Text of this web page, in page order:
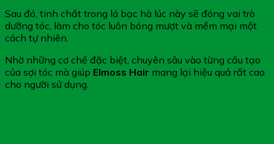
Sau đó, tinh chất trong lá bạc hà lúc này sẽ đóng vai trò
dưỡng tóc, làm cho tóc luôn bóng mượt và mềm mại một
cách tự nhiên.
Nhờ những cơ chế đặc biệt, chuyên sâu vào từng cấu tạo
của sợi tóc mà giúp Elmoss Hair mang lại hiệu quả rất cao
cho người sử dụng.